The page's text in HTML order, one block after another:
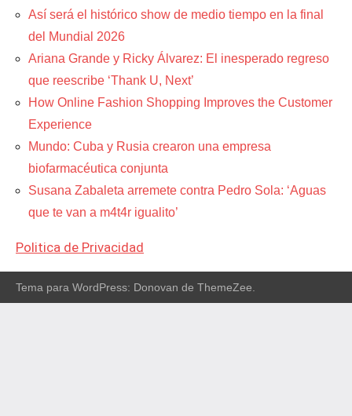
Así será el histórico show de medio tiempo en la final
del Mundial 2026
Ariana Grande y Ricky Álvarez: El inesperado regreso
que reescribe ‘Thank U, Next’
How Online Fashion Shopping Improves the Customer
Experience
Mundo: Cuba y Rusia crearon una empresa
biofarmacéutica conjunta
Susana Zabaleta arremete contra Pedro Sola: ‘Aguas
que te van a m4t4r igualito’
Politica de Privacidad
Tema para WordPress: Donovan de ThemeZee.